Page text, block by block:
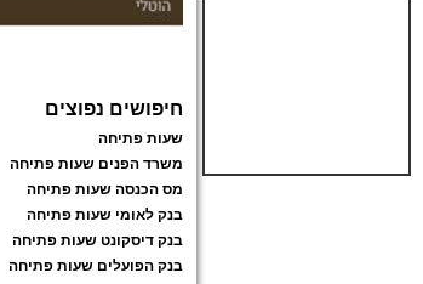
חיפושים נפוצים
שעות פתיחה
משרד הפנים שעות פתיחה
מס הכנסה שעות פתיחה
בנק לאומי שעות פתיחה
בנק דיסקונט שעות פתיחה
בנק הפועלים שעות פתיחה